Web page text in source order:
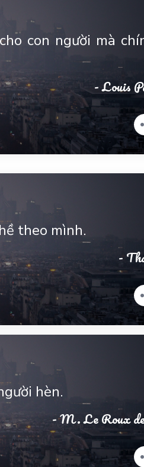
con người mà
- Louis
theo mình.
-
hèn.
- M. Le Roux